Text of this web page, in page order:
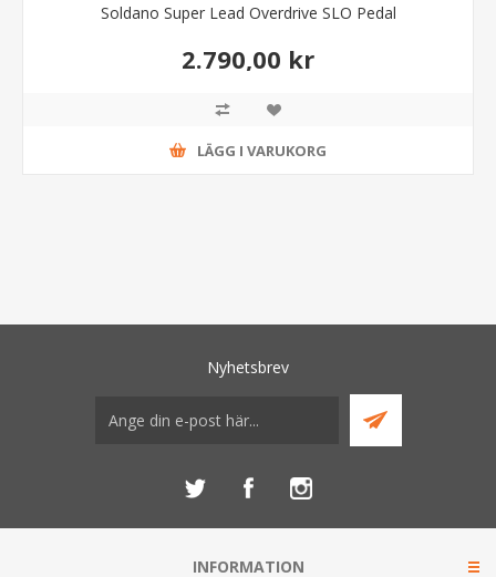
Soldano Super Lead Overdrive SLO Pedal
2.790,00 kr
LÄGG I VARUKORG
Nyhetsbrev
INFORMATION